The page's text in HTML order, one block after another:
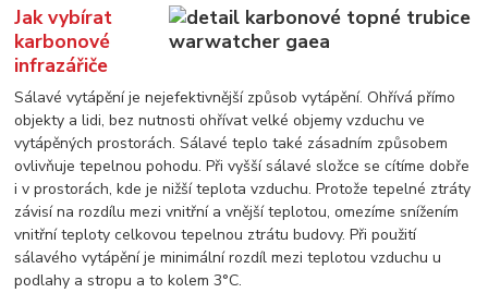
Jak vybírat
karbonové
infrazářiče
Sálavé vytápění je nejefektivnější způsob vytápění. Ohřívá přímo
objekty a lidi, bez nutnosti ohřívat velké objemy vzduchu ve
vytápěných prostorách. Sálavé teplo také zásadním způsobem
ovlivňuje tepelnou pohodu. Při vyšší sálavé složce se cítíme dobře
i v prostorách, kde je nižší teplota vzduchu. Protože tepelné ztráty
závisí na rozdílu mezi vnitřní a vnější teplotou, omezíme snížením
vnitřní teploty celkovou tepelnou ztrátu budovy. Při použití
sálavého vytápění je minimální rozdíl mezi teplotou vzduchu u
podlahy a stropu a to kolem 3°C.